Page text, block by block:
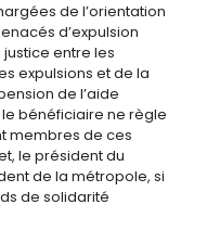
de l’orientation
d’expulsion
entre les
expulsions et de la
de l’aide
bénéficiaire ne règle
membres de ces
le président du
de la métropole, si
de solidarité